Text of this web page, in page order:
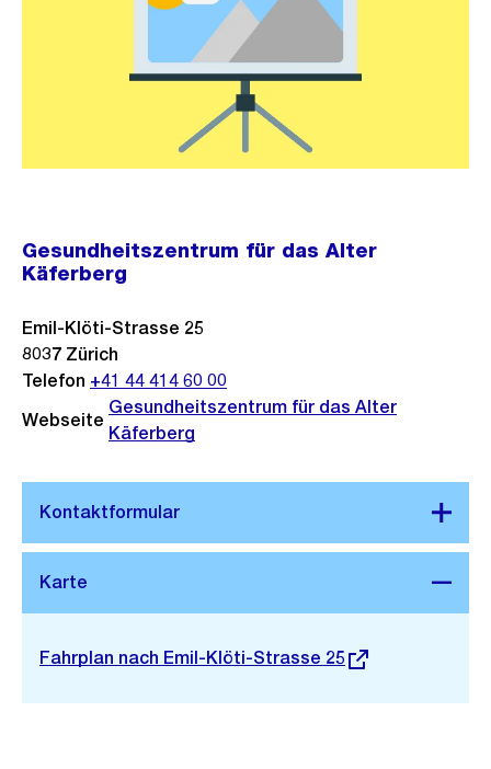
Gesundheitszentrum für das Alter
Käferberg
Stadtplan 3D
Externer
Fahrplan nach Emil-Klöti-Strasse 25
Emil-Klöti-Strasse 25
8037 Zürich
Telefon +41 44 414 60 00
Webseite
Gesundheitszentrum für das Alter
Käferberg